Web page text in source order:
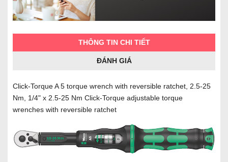
THÔNG TIN CHI TIẾT
ĐÁNH GIÁ
Click-Torque A 5 torque wrench with reversible ratchet, 2.5-25
Nm, 1/4" x 2.5-25 Nm Click-Torque adjustable torque
wrenches with reversible ratchet